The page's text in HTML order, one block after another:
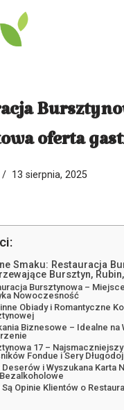
oferta
13 sierpnia, 2025
Smaku: Restauracja
Bursztyn,
Bursztynowa –
Nowoczesność
Obiady i Romantyczne
Biznesowe – Idealne na
17 –
Fondue i Sery
Deserów i Wyszukana Karta
Opinie Klientów o